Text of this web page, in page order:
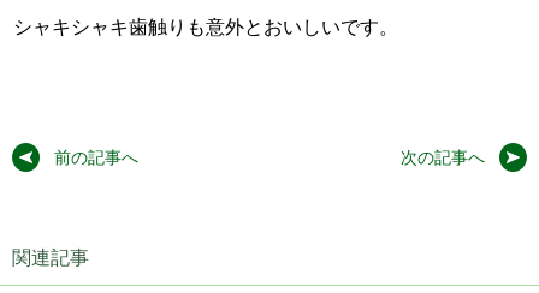
シャキシャキ歯触りも意外とおいしいです。
前の記事へ 次の記事へ
関連記事